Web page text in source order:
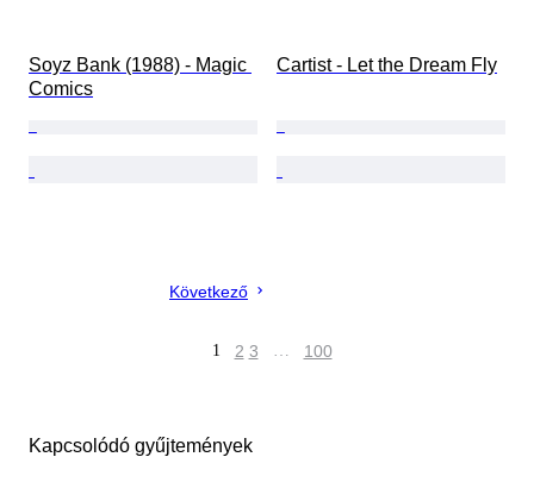
Soyz Bank (1988) - Magic
Comics
Cartist - Let the Dream Fly
Következő
1 2 3 … 100
Kapcsolódó gyűjtemények